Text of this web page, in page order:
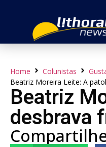
Home Colunistas
Beatriz Moreira Leite: A
Beatriz
desbrava